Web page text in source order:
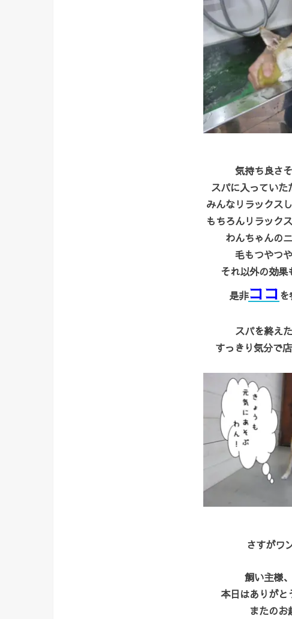
気持ち良さ
スパに入っていた
みんなリラックス
もちろんリラック
わんちゃんの
毛もつやつ
それ以外の効果
是非ココ を
スパを終え
すっきり気分で
さすがワ
飼い主様
本日はありがと
またの